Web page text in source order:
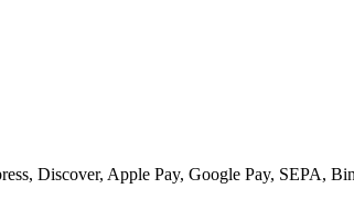
Discover, Apple Pay, Google Pay, SEPA,